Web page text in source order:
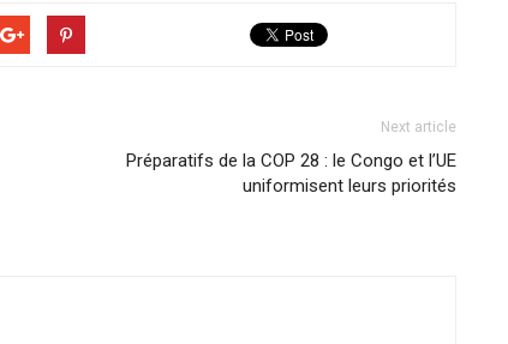
Next article
Préparatifs de la COP 28 : le Congo et l’UE
uniformisent leurs priorités